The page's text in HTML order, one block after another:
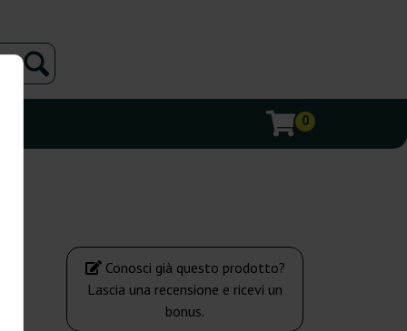
0
Conosci già questo prodotto?
Lascia una recensione e ricevi un
bonus.